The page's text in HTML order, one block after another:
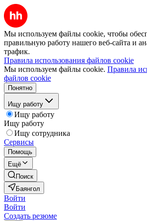
Мы используем файлы cookie, чтобы
правильную работу нашего веб-сайта и
трафик.
Правила использования файлов cookie
Мы используем файлы cookie. Правила
файлов cookie
Понятно
Ищу работу
Ищу работу
Ищу работу
Ищу сотрудника
Сервисы
Помощь
Ещё
Поиск
Баянгол
Войти
Войти
Создать резюме